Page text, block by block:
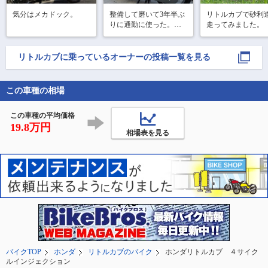
気分はメカドック。
整備して磨いて3年半ぶ
りに通勤に使った。小
気味良く走る気持ち良
し。
リトルカブで砂利
走ってみました。
リトルカブに乗っているオーナーの投稿一覧を見る
この車種の相場
この車種の平均価格
19.8万円 相場表を見る
バイクTOP ホンダ リトルカブのバイク
ホンダリトルカブ ４サイク
ルインジェクション